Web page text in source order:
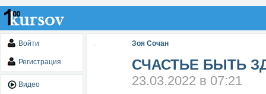
Войти
Регистрация
Видео
Зоя Сочан
СЧАСТЬЕ БЫТЬ
23.03.2022 в 07:21